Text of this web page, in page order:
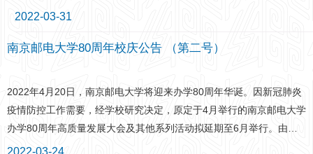
馆，建设“南邮安全之声”新媒体工作室，开
现场（撰稿：黄龙初审：谢秉宸 编辑：王
存
邮电大学，齐襄盛举，共谋新篇！ 特此公告，敬祈周知！南京邮
电大学2022年6月8日
情防控期间，助力南邮广大师生及校友强身健体，提高免疫力，为打
邮电大学80周年校庆健身跑活动。本次校庆健身跑活动由中贝通信集
通知如下。 一、活动概要 活动形式为线上跑。 时间：20
22年4月17日全天； 地点：不限，通过咪咕善跑APP，完成单次
户外跑里程不少于4.2公里并上传数据即可完成活动。 二、主办单
2022-03-31
南京邮电大学80周年校庆公告 （第二号）
2022年4月20日，南京邮电大学将迎来办学80周年华诞。因新冠肺炎
疫情防控工作需要，经学校研究决定，原定于4月举行的南京邮电大学
办学80周年高质量发展大会及其他系列活动拟延期至6月举行。由于
日期调整，给各位嘉宾、校友带来不便，我们深表歉意。草长莺飞